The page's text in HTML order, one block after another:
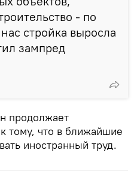
- по
стройка выросла
зампред
продолжает
к тому, что в ближайшие
иностранный труд.